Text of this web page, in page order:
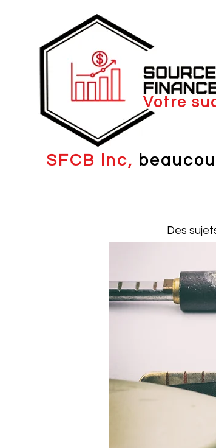
Votre
SFCB inc,
Des